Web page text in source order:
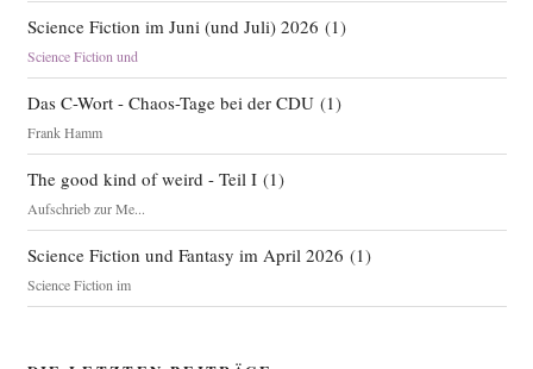
Science Fiction im Juni (und Juli) 2026 (1)
Science Fiction und
Das C-Wort - Chaos-Tage bei der CDU(1)
Frank Hamm
The good kind of weird - Teil I(1)
Aufschrieb zur Me...
Science Fiction und Fantasy im April 2026 (1)
Science Fiction im